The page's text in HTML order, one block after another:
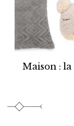
Maison :